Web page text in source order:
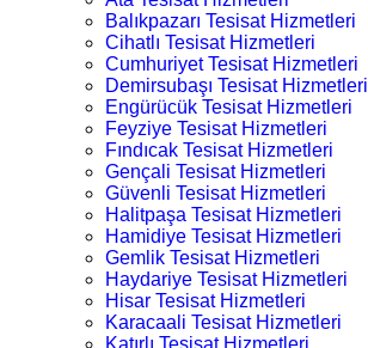
Balıkpazarı Tesisat Hizmetleri
Cihatlı Tesisat Hizmetleri
Cumhuriyet Tesisat Hizmetleri
Demirsubaşı Tesisat Hizmetleri
Engürücük Tesisat Hizmetleri
Feyziye Tesisat Hizmetleri
Fındıcak Tesisat Hizmetleri
Gençali Tesisat Hizmetleri
Güvenli Tesisat Hizmetleri
Halitpaşa Tesisat Hizmetleri
Hamidiye Tesisat Hizmetleri
Gemlik Tesisat Hizmetleri
Haydariye Tesisat Hizmetleri
Hisar Tesisat Hizmetleri
Karacaali Tesisat Hizmetleri
Katırlı Tesisat Hizmetleri